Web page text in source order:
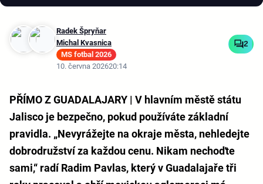
Radek Špryňar
Michal Kvasnica
MS fotbal 2026
10. června 202620:14
2
PŘÍMO Z GUADALAJARY | V hlavním městě státu
Jalisco je bezpečno, pokud používáte základní
pravidla. „Nevyrážejte na okraje města, nehledejte
dobrodružství za každou cenu. Nikam nechoďte
sami,“ radí Radim Pavlas, který v Guadalajaře tři